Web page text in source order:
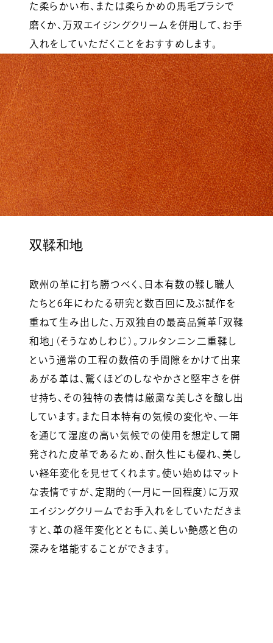
た柔らかい布、または柔らかめの馬毛ブラシで
磨くか、万双エイジングクリームを併用して、お手
入れをしていただくことをおすすめします。
双鞣和地
欧州の革に打ち勝つべく、日本有数の鞣し職人
たちと6年にわたる研究と数百回に及ぶ試作を
重ねて生み出した、万双独自の最高品質革「双鞣
和地」（そうなめしわじ）。フルタンニン二重鞣し
という通常の工程の数倍の手間隙をかけて出来
あがる革は、驚くほどのしなやかさと堅牢さを併
せ持ち、その独特の表情は厳粛な美しさを醸し出
しています。また日本特有の気候の変化や、一年
を通じて湿度の高い気候での使用を想定して開
発された皮革であるため、耐久性にも優れ、美し
い経年変化を見せてくれます。使い始めはマット
な表情ですが、定期的（一月に一回程度）に万双
エイジングクリームでお手入れをしていただきま
すと、革の経年変化とともに、美しい艶感と色の
深みを堪能することができます。